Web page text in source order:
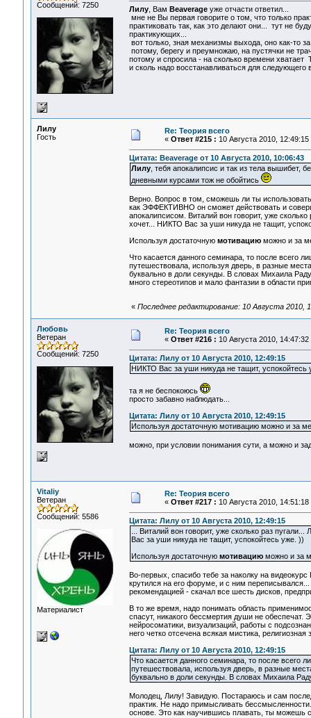
Сообщений: 7250
Лилу, Вам Beaverageуже отчасти ответил...
мне не Вы первая говорите о том, что только
практиковать так, как это делают они... тут не
практикующих...
вот только, зная механизмы выхода, оно как-то
потому, берегу и преумножаю, на пустячки не
потому и спросила - на сколько времени
и сколь надо восстанавливаться для следующего
Лилу
Гость
Re: Теория всего
« Ответ #215 : 10 Августа 2010, 12:49:15
Цитата: Beaverage от 10 Августа 2010, 10:06:43
Лилу, тебя апокалипсис и так из тела вышибет,
дневными курсами тож не обойтись
Верно. Вопрос в том, сможешь ли ты
как ЭФФЕКТИВНО он сможет действовать и
апокалипсисом. Виталий вон говорит, уже
хочет... НИКТО Вас за уши никуда не тащит,
Используя достаточную мотивациюможно и за
Что касается данного семинара, то после всего
путешествовала, используя дверь, в разные
буквально в доли секунды. В словах Михаила
много стереотипов и мало фантазии в области
« Последнее редактирование: 10 Августа 2010,
Любовь
Ветеран
Сообщений: 7250
Re: Теория всего
« Ответ #216 : 10 Августа 2010, 14:47:32
Цитата: Лилу от 10 Августа 2010, 12:49:15
НИКТО Вас за уши никуда не тащит, успокойтесь
та я не беспокоюсь
просто забавно наблюдать...
Цитата: Лилу от 10 Августа 2010, 12:49:15
Используя достаточную мотивацию можно и за
можно, при условии понимания сути, а можно и
Vitaliy
Ветеран
Сообщений: 5586
Материалист
Re: Теория всего
« Ответ #217 : 10 Августа 2010, 14:51:18
Цитата: Лилу от 10 Августа 2010, 12:49:15
... Виталий вон говорит, уже сколько раз
Вас за уши никуда не тащит, успокойтесь уже. ))
Используя достаточную мотивациюможно и за
Во-первых, спасибо тебе за наколку на
крутился на его форуме, и с ним
рекомендацией - скачал все шесть дисков,
В то же время, надо понимать область
спасут, никакого бессмертия души не обеспечат.
нейросоматики, визуализаций, работы с
него четко отсечена всякая мистика,
Цитата: Лилу от 10 Августа 2010, 12:49:15
Что касается данного семинара, то после всего
путешествовала, используя дверь, в разные
буквально в доли секунды. В словах Михаила
Молодец, Лилу! Завидую. Постараюсь и сам
практик. Не надо примысливать
основе. Это как научившись плавать, ты можешь